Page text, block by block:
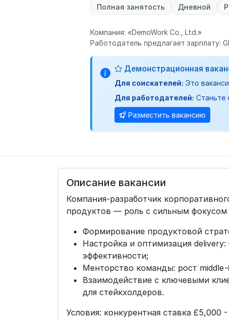
Полная занятость Дневной
Компания: «DemoWork Co., Ltd.»
Работодатель предлагает зарплату:
Демонстрационная
Для соискателей: Это
Для работодателей: Станьте
Разместить вакансию
Описание вакансии
Компания-разработчик
продуктов — роль с сильным
Формирование продуктовой
Настройка и оптимизация
эффективности;
Менторство команды: рост
Взаимодействие с ключевыми
для стейкхолдеров.
Условия: конкурентная ставка £5,000